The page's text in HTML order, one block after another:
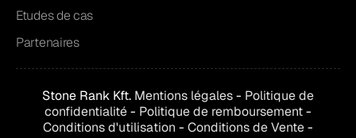
Etudes de cas
Partenaires
Stone Rank Kft. Mentions légales- Politique de
confidentialité- Politique de remboursement-
Conditions d'utilisation - Conditions deVente-